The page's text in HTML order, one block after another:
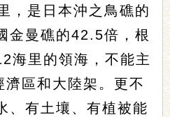
，是日本沖之鳥礁的
金曼礁的42.5倍，根
海里的領海，不能主
區和大陸架。更不
、有土壤、有植被能